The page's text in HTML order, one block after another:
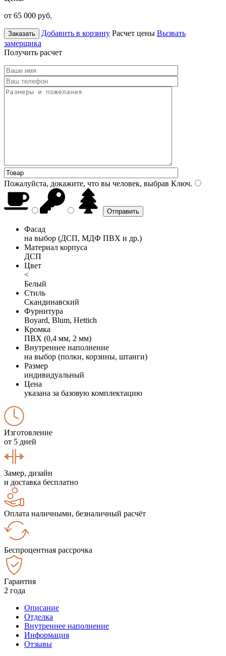
от 65 000 руб.
Заказать Добавить в корзину Расчет цены Вызвать
замерщика
Получить расчет
Пожалуйста, докажите, что вы человек, выбрав Ключ.
Фасад
на выбор (ДСП, МДФ ПВХ и др.)
Материал корпуса
ДСП
Цвет
<
Белый
Стиль
Скандинавский
Фурнитура
Boyard, Blum, Hettich
Кромка
ПВХ (0,4 мм, 2 мм)
Внутреннее наполнение
на выбор (полки, корзины, штанги)
Размер
индивидуальный
Цена
указана за базовую комплектацию
Изготовление
от 5 дней
Замер, дизайн
и доставка бесплатно
Оплата наличными, безналичный расчёт
Беспроцентная рассрочка
Гарантия
2 года
Описание
Отделка
Внутреннее наполнение
Информация
Отзывы